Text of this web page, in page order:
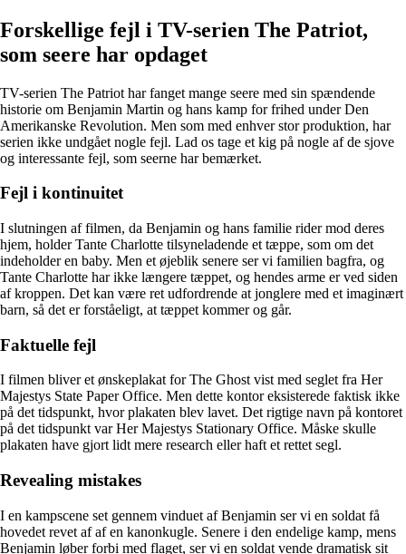
Forskellige fejl i TV-serien The Patriot,
som seere har opdaget
TV-serien The Patriot har fanget mange seere med sin spændende
historie om Benjamin Martin og hans kamp for frihed under Den
Amerikanske Revolution. Men som med enhver stor produktion, har
serien ikke undgået nogle fejl. Lad os tage et kig på nogle af de sjove
og interessante fejl, som seerne har bemærket.
Fejl i kontinuitet
I slutningen af filmen, da Benjamin og hans familie rider mod deres
hjem, holder Tante Charlotte tilsyneladende et tæppe, som om det
indeholder en baby. Men et øjeblik senere ser vi familien bagfra, og
Tante Charlotte har ikke længere tæppet, og hendes arme er ved siden
af kroppen. Det kan være ret udfordrende at jonglere med et imaginært
barn, så det er forståeligt, at tæppet kommer og går.
Faktuelle fejl
I filmen bliver et ønskeplakat for The Ghost vist med seglet fra Her
Majestys State Paper Office. Men dette kontor eksisterede faktisk ikke
på det tidspunkt, hvor plakaten blev lavet. Det rigtige navn på kontoret
på det tidspunkt var Her Majestys Stationary Office. Måske skulle
plakaten have gjort lidt mere research eller haft et rettet segl.
Revealing mistakes
I en kampscene set gennem vinduet af Benjamin ser vi en soldat få
hovedet revet af af en kanonkugle. Senere i den endelige kamp, mens
Benjamin løber forbi med flaget, ser vi en soldat vende dramatisk sit